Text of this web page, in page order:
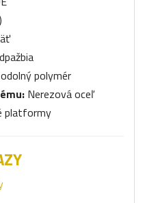
polymér
Nerezová oceľ
platformy